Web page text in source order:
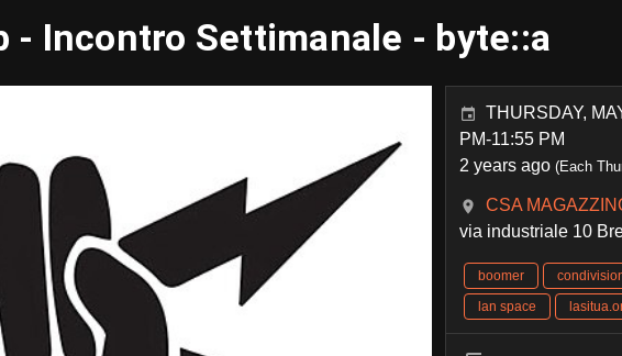
- Incontro Settimanale - byte::a
THURSDAY,
PM-11:55 PM
2 years ago (Each
CSA
via industriale 10
boomer
lan space